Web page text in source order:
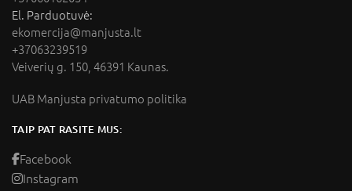
El. Parduotuvė:
ekomercija@manjusta.lt
+37063239519
Veiverių g. 150, 46391 Kaunas.
UAB Manjusta privatumo politika
TAIP PAT RASITE MUS:
Facebook
Instagram